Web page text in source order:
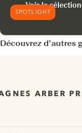
SPOTLIGHT
Voir la sélection
Découvrez d’autres
ARBER